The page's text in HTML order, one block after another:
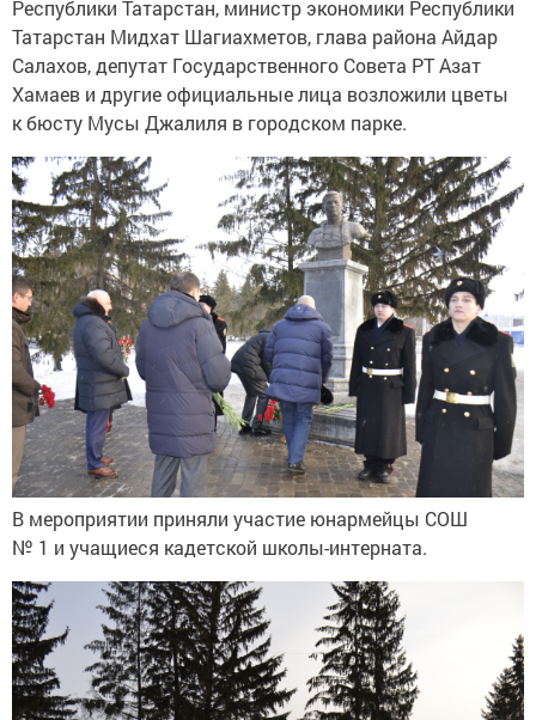
Республики Татарстан, министр экономики Республики
Татарстан Мидхат Шагиахметов, глава района Айдар
Салахов, депутат Государственного Совета РТ Азат
Хамаев и другие официальные лица возложили цветы
к бюсту Мусы Джалиля в городском парке.
В мероприятии приняли участие юнармейцы СОШ
№ 1 и учащиеся кадетской школы-интерната.